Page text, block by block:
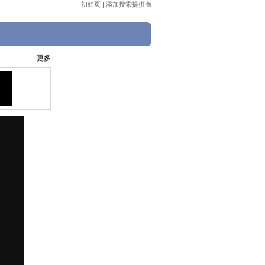
初始页 | 添加搜索提供商
更多